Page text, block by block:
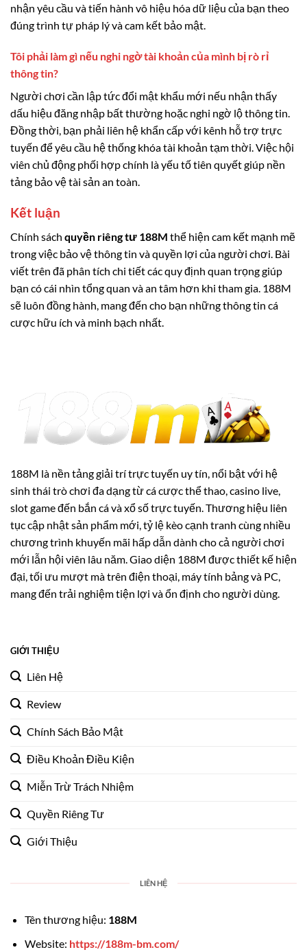
nhận yêu cầu và tiến hành vô hiệu hóa dữ liệu của bạn theo
đúng trình tự pháp lý và cam kết bảo mật.
Tôi phải làm gì nếu nghi ngờ tài khoản của mình bị rò rỉ
thông tin?
Người chơi cần lập tức đổi mật khẩu mới nếu nhận thấy
dấu hiệu đăng nhập bất thường hoặc nghi ngờ lộ thông tin.
Đồng thời, bạn phải liên hệ khẩn cấp với kênh hỗ trợ trực
tuyến để yêu cầu hệ thống khóa tài khoản tạm thời. Việc hội
viên chủ động phối hợp chính là yếu tố tiên quyết giúp nền
tảng bảo vệ tài sản an toàn.
Kết luận
Chính sách quyền riêng tư 188M thể hiện cam kết mạnh mẽ
trong việc bảo vệ thông tin và quyền lợi của người chơi. Bài
viết trên đã phân tích chi tiết các quy định quan trọng giúp
bạn có cái nhìn tổng quan và an tâm hơn khi tham gia. 188M
sẽ luôn đồng hành, mang đến cho bạn những thông tin cá
cược hữu ích và minh bạch nhất.
188M là nền tảng giải trí trực tuyến uy tín, nổi bật với hệ
sinh thái trò chơi đa dạng từ cá cược thể thao, casino live,
slot game đến bắn cá và xổ số trực tuyến. Thương hiệu liên
tục cập nhật sản phẩm mới, tỷ lệ kèo cạnh tranh cùng nhiều
chương trình khuyến mãi hấp dẫn dành cho cả người chơi
mới lẫn hội viên lâu năm. Giao diện 188M được thiết kế hiện
đại, tối ưu mượt mà trên điện thoại, máy tính bảng và PC,
mang đến trải nghiệm tiện lợi và ổn định cho người dùng.
GIỚI THIỆU
Liên Hệ
Review
Chính Sách Bảo Mật
Điều Khoản Điều Kiện
Miễn Trừ Trách Nhiệm
Quyền Riêng Tư
Giới Thiệu
LIÊN HỆ
Tên thương hiệu: 188M
Website: https://188m-bm.com/